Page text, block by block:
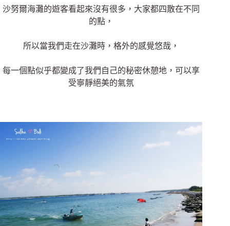
沙努爾海灘的遊客看起來沒有很多，大家都四散在不同
的點，
所以當我們走在沙灘時，格外的感覺悠哉，
每一個點似乎都變成了我們自己的秘密休憩地，可以享
受寧靜絕美的氣氛